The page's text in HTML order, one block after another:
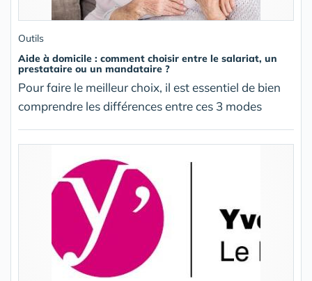
Outils
Aide à domicile : comment choisir entre le salariat, un
prestataire ou un mandataire ?
Pour faire le meilleur choix, il est essentiel de bien
comprendre les différences entre ces 3 modes